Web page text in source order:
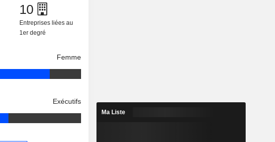
10
Entreprises liées au
1er degré
Femme
Exécutifs
Ma Liste